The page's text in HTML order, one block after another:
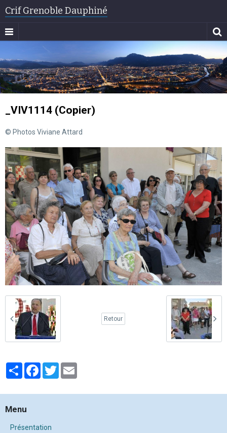
Crif Grenoble Dauphiné
_VIV1114 (Copier)
© Photos Viviane Attard
Retour
PartagerFacebook
Twitter
Menu
Présentation